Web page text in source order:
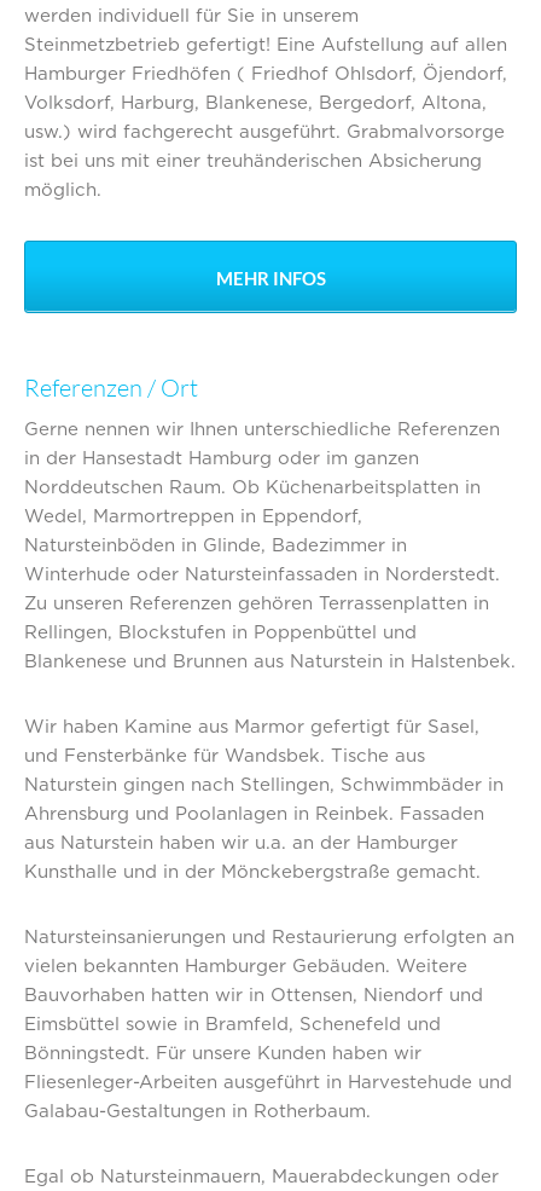
werden individuell für Sie in unserem
Steinmetzbetrieb gefertigt! Eine Aufstellung auf allen
Hamburger Friedhöfen ( Friedhof Ohlsdorf, Öjendorf,
Volksdorf, Harburg, Blankenese, Bergedorf, Altona,
usw.) wird fachgerecht ausgeführt. Grabmalvorsorge
ist bei uns mit einer treuhänderischen Absicherung
möglich.
MEHR INFOS
Referenzen / Ort
Gerne nennen wir Ihnen unterschiedliche Referenzen
in der Hansestadt Hamburg oder im ganzen
Norddeutschen Raum. Ob Küchenarbeitsplatten in
Wedel, Marmortreppen in Eppendorf,
Natursteinböden in Glinde, Badezimmer in
Winterhude oder Natursteinfassaden in Norderstedt.
Zu unseren Referenzen gehören Terrassenplatten in
Rellingen, Blockstufen in Poppenbüttel und
Blankenese und Brunnen aus Naturstein in Halstenbek.
Wir haben Kamine aus Marmor gefertigt für Sasel,
und Fensterbänke für Wandsbek. Tische aus
Naturstein gingen nach Stellingen, Schwimmbäder in
Ahrensburg und Poolanlagen in Reinbek. Fassaden
aus Naturstein haben wir u.a. an der Hamburger
Kunsthalle und in der Mönckebergstraße gemacht.
Natursteinsanierungen und Restaurierung erfolgten an
vielen bekannten Hamburger Gebäuden. Weitere
Bauvorhaben hatten wir in Ottensen, Niendorf und
Eimsbüttel sowie in Bramfeld, Schenefeld und
Bönningstedt. Für unsere Kunden haben wir
Fliesenleger-Arbeiten ausgeführt in Harvestehude und
Galabau-Gestaltungen in Rotherbaum.
Egal ob Natursteinmauern, Mauerabdeckungen oder